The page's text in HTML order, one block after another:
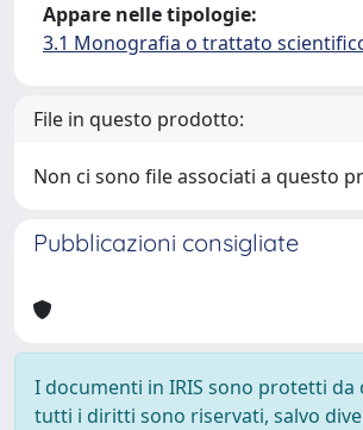
Appare nelle tipologie:
3.1 Monografia o trattato
File in questo prodotto:
Non ci sono file associati a questo
Pubblicazioni consigliate
I documenti in IRIS sono protetti da
tutti i diritti sono riservati, salvo